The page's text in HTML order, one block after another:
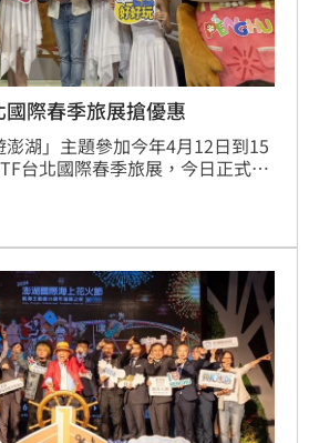
際春季旅展搶優惠
湖」主題參加今年4月12日到15
台北國際春季旅展，今日正式開
雀 」和「縣魚-玳瑁石斑」遠從
親臨現場，抽出3名幸運者獨得
下午茶禮盒」，縣府也在四天展
動，歡迎大家來「漫遊澎湖」。